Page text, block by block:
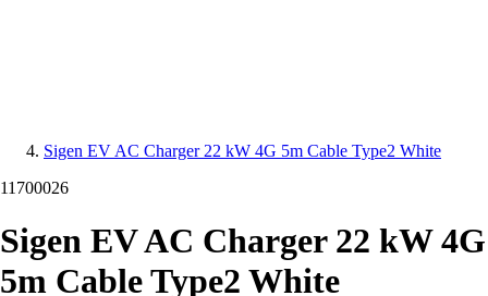
Sigen EV AC Charger 22 kW 4G 5m Cable Type2 White
11700026
Sigen EV AC Charger 22 kW 4G
5m Cable Type2 White